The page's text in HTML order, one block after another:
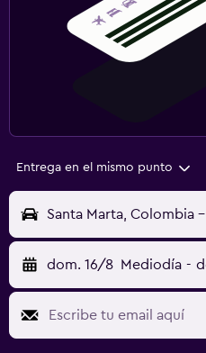
Entrega en el mismo punto
Santa Marta, Colombia
dom. 16/8 Mediodía -